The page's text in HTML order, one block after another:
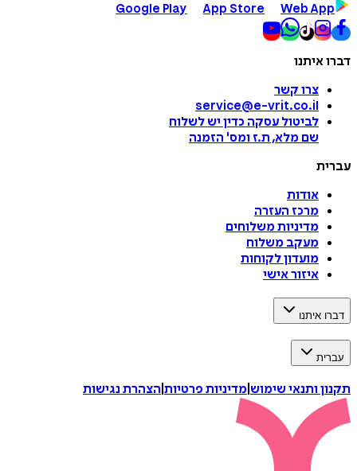
Google Play
App Store Web App
דברו איתנו
צרו קשר
service@e-vrit.co.il
לביטול עסקה כדין יש לשלוח
שם מלא, ת.ז ומס' הזמנה
עברית
אודות
מרכז העזרה
מדיניות משלוחים
מעקב משלוח
מועדון לקוחות
איזור אישי
דברו איתנו
עברית
תקנון ותנאי שימוש מדיניות פרטיות הצהרת נגישות